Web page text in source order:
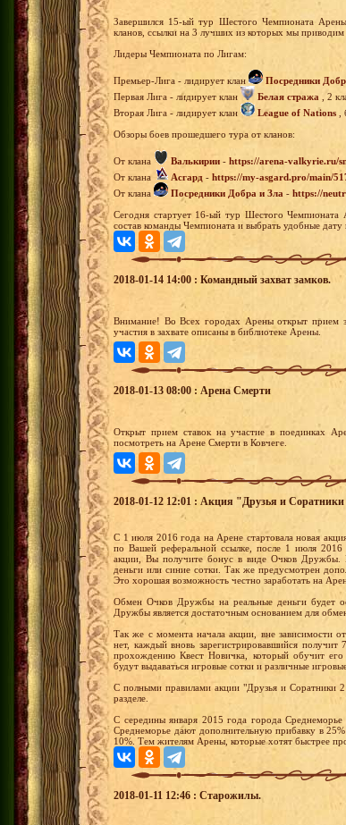
Завершился 15-ый тур Шестого Чемпионата
кланов, ссылки на 3 лучших из которых мы приводим
Лидеры Чемпионата по Лигам:
Премьер-Лига - лидирует клан Посредники
Первая Лига - лидирует клан
Белая стража , 2
Вторая Лига - лидирует клан
League of Nations ,
Обзоры боев прошедшего тура от кланов:
От клана Валькирии - https://arena-valkyrie.ru/
От клана
Асгард - https://my-asgard.pro/main/
От клана
Посредники Добра и Зла - https://
Сегодня стартует 16-ый тур Шестого Чемпионата
состав команды Чемпионата и выбрать удобные дату
2018-01-14 14:00 : Командный захват замков.
Внимание! Во Всех городах Арены открыт прием
участия в захвате описаны в библиотеке Арены.
2018-01-13 08:00 : Арена Смерти
Открыт прием ставок на участие в поединках
посмотреть на Арене Смерти в Ковчеге.
2018-01-12 12:01 : Акция "Друзья и
С 1 июля 2016 года на Арене стартовала новая
по Вашей реферальной ссылке, после 1 июля 2016
акции, Вы получите бонус в виде Очков
деньги или синие сотки. Так же предусмотрен
Это хорошая возможность честно заработать на
Обмен Очков Дружбы на реальные деньги будет
Дружбы является достаточным основанием для
Так же с момента начала акции, вне зависимости
нет, каждый вновь зарегистрировавшийся
прохождению Квест Новичка, который обучит
будут выдаваться игровые сотки и различные
С полными правилами акции "Друзья и Соратники
разделе.
С середины января 2015 года города
Среднеморье дают дополнительную прибавку в
10%. Тем жителям Арены, которые хотят быстрее
2018-01-11 12:46 : Старожилы.